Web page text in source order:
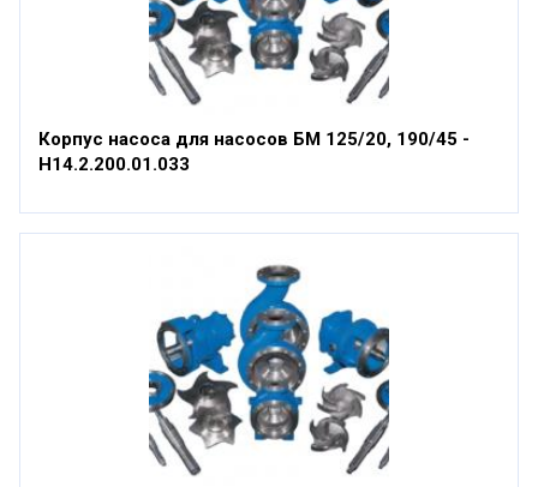
Корпус насоса для насосов БМ 125/20, 190/45 -
Н14.2.200.01.033